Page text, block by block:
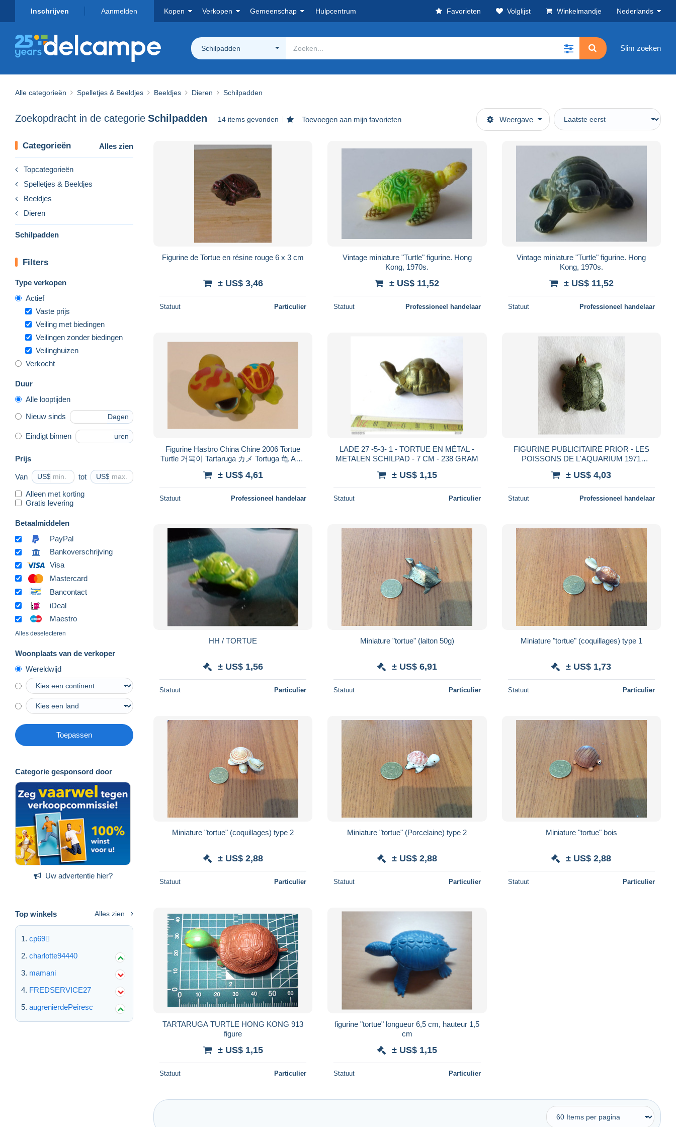
Inschrijven Aanmelden Kopen Verkopen Gemeenschap Hulpcentrum Favorieten Volglijst Winkelmandje Nederlands
Schilpadden Slim zoeken
Alle categorieën Spelletjes & Beeldjes Beeldjes Dieren Schilpadden
Zoekopdracht in de categorie Schilpadden 14 items gevonden Toevoegen aan mijn favorieten Weergave
Categorieën Alles zien
Topcategorieën
Spelletjes & Beeldjes
Beeldjes
Dieren
Schilpadden
Filters
Type verkopen
Actief
Vaste prijs
Veiling met biedingen
Veilingen zonder biedingen
Veilinghuizen
Verkocht
Duur
Alle looptijden
Nieuw sinds Dagen
Eindigt binnen uren
Prijs
Van US$ tot US$
Alleen met korting
Gratis levering
Betaalmiddelen
PayPal
Bankoverschrijving
Visa
Mastercard
Bancontact
iDeal
Maestro
Alles deselecteren
Woonplaats van de verkoper
Wereldwijd
Toepassen
Categorie gesponsord door
Uw advertentie hier?
Top winkels Alles zien
cp69
charlotte94440
mamani
FREDSERVICE27
augrenierdePeiresc
Figurine de Tortue en résine rouge 6 x 3 cm
± US$ 3,46
Statuut Particulier
Vintage miniature "Turtle" figurine. Hong
Kong, 1970s.
± US$ 11,52
Statuut Professioneel handelaar
Vintage miniature "Turtle" figurine. Hong
Kong, 1970s.
± US$ 11,52
Statuut Professioneel handelaar
Figurine Hasbro China Chine 2006 Tortue
Turtle 거북이 Tartaruga カメ Tortuga 龟 Asie
± US$ 4,61
Statuut Professioneel handelaar
LADE 27 -5-3- 1 - TORTUE EN MÉTAL -
METALEN SCHILPAD - 7 CM - 238 GRAM
± US$ 1,15
Statuut Particulier
FIGURINE PUBLICITAIRE PRIOR - LES
POISSONS DE L'AQUARIUM 1971
± US$ 4,03
Statuut Professioneel handelaar
HH / TORTUE
± US$ 1,56
Statuut Particulier
Miniature "tortue" (laiton 50g)
± US$ 6,91
Statuut Particulier
Miniature "tortue" (coquillages) type 1
± US$ 1,73
Statuut Particulier
Miniature "tortue" (coquillages) type 2
± US$ 2,88
Statuut Particulier
Miniature "tortue" (Porcelaine) type 2
± US$ 2,88
Statuut Particulier
Miniature "tortue" bois
± US$ 2,88
Statuut Particulier
TARTARUGA TURTLE HONG KONG 913
figure
± US$ 1,15
Statuut Particulier
figurine "tortue" longueur 6,5 cm, hauteur 1,5
cm
± US$ 1,15
Statuut Particulier